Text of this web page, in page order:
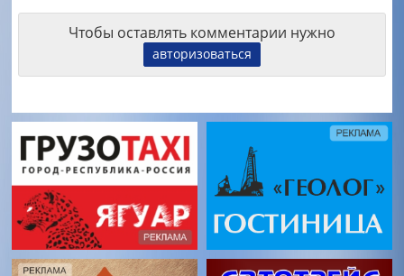
Чтобы оставлять комментарии нужно
авторизоваться